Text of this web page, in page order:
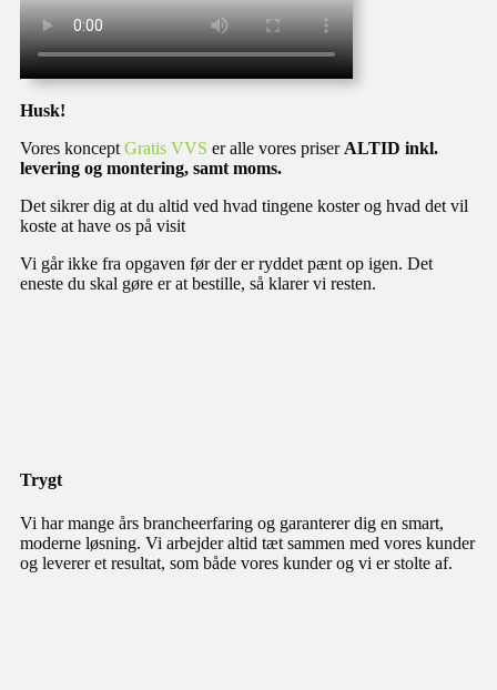
Husk!
Vores koncept Gratis VVS er alle vores priser ALTID inkl.
levering og montering, samt moms.
Det sikrer dig at du altid ved hvad tingene koster og hvad det vil
koste at have os på visit
Vi går ikke fra opgaven før der er ryddet pænt op igen. Det
eneste du skal gøre er at bestille, så klarer vi resten.
Trygt
Vi har mange års brancheerfaring og garanterer dig en smart,
moderne løsning. Vi arbejder altid tæt sammen med vores kunder
og leverer et resultat, som både vores kunder og vi er stolte af.